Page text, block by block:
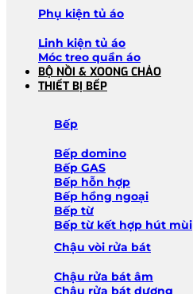
Phụ kiện tủ áo
Linh kiện tủ áo
Móc treo quần áo
BỘ NỒI & XOONG CHẢO
THIẾT BỊ BẾP
Bếp
Bếp domino
Bếp GAS
Bếp hỗn hợp
Bếp hồng ngoại
Bếp từ
Bếp từ kết hợp hút mùi
Chậu vòi rửa bát
Chậu rửa bát âm
Chậu rửa bát dương